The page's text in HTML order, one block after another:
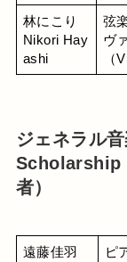
林にこり
Nikori Hay
ashi
弦
ヴ
（
ジェネラル
Scholarship
者）
遠藤佳羽
ピ